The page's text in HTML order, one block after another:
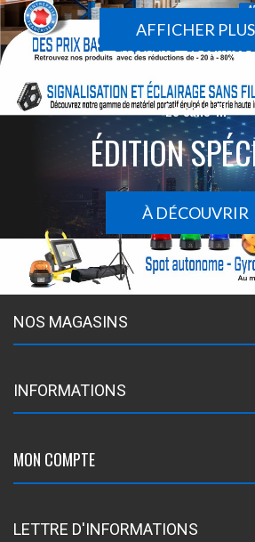
AFFICHER PLUS
Le sans-fil
ÉDITION
À DÉCOUVRIR
NOS MAGASINS
INFORMATIONS
MON COMPTE
LETTRE D'INFORMATIONS